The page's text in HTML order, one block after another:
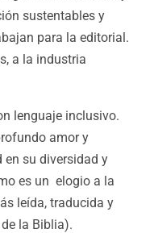
sustentables y
para la editorial.
a la industria
lenguaje inclusivo.
amor y
su diversidad y
es un elogio a la
leída, traducida y
la Biblia).